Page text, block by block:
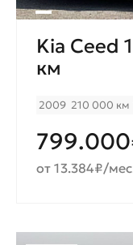
Kia Ceed
км
2009 210 000 км
от 13.384₽/